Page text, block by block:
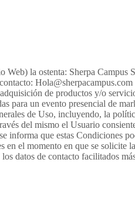
Web) la ostenta: Sherpa
de productos y/o
para un evento presencial de
de Uso, incluyendo, la
del mismo el Usuario
informa que estas Condiciones
en el momento en que se
datos de contacto facilitados